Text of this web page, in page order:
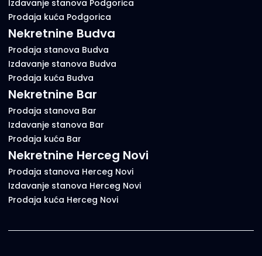
Izdavanje stanova Podgorica
Prodaja kuća Podgorica
Nekretnine Budva
Prodaja stanova Budva
Izdavanje stanova Budva
Prodaja kuća Budva
Nekretnine Bar
Prodaja stanova Bar
Izdavanje stanova Bar
Prodaja kuća Bar
Nekretnine Herceg Novi
Prodaja stanova Herceg Novi
Izdavanje stanova Herceg Novi
Prodaja kuća Herceg Novi